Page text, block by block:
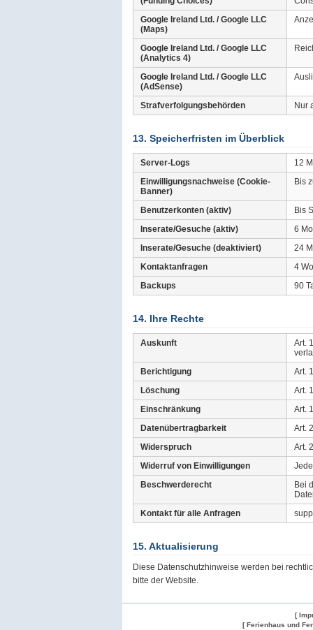
Google Ireland Ltd. / Google LLC
(Maps)
Google Ireland Ltd. / Google LLC
(Analytics 4)
Google Ireland Ltd. / Google LLC
(AdSense)
Strafverfolgungsbehörden Nur
13. Speicherfristen im Überblick
Server-Logs
12
Einwilligungsnachweise (Cookie-
Banner)
Bis
Benutzerkonten (aktiv)
Bis
Inserate/Gesuche (aktiv)
6
Inserate/Gesuche (deaktiviert)
24
Kontaktanfragen
4
Backups
90
14. Ihre Rechte
Auskunft
Art.
Berichtigung
Art.
Löschung
Art.
Einschränkung
Art.
Datenübertragbarkeit
Art.
Widerspruch
Art.
Widerruf von Einwilligungen
Beschwerderecht
Bei
Kontakt für alle Anfragen
15. Aktualisierung
Diese Datenschutzhinweise werden bei
bitte der Website.
[
[ Ferienhaus und